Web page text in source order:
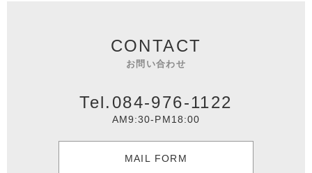
CONTACT
お問い合わせ
Tel.084-976-1122
AM9:30-PM18:00
MAIL FORM